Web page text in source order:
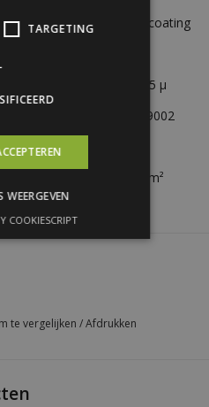
Verzinkt staal met coating
Polyestercoating 45 µ
Beschermlak RAL 9002
10 jaar
Ca. 6 schroeven p/m²
te vergelijken /Afdrukken
TARGETING
WEERGEVEN
COOKIESCRIPT